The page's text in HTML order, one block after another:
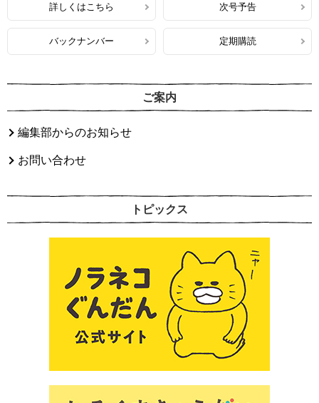
詳しくはこちら 次号予告
バックナンバー 定期購読
ご案内
編集部からのお知らせ
お問い合わせ
トピックス